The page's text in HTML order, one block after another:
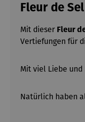
Fleur de
Mit dieser Fleur
Vertiefungen für
Mit viel Liebe
Natürlich haben